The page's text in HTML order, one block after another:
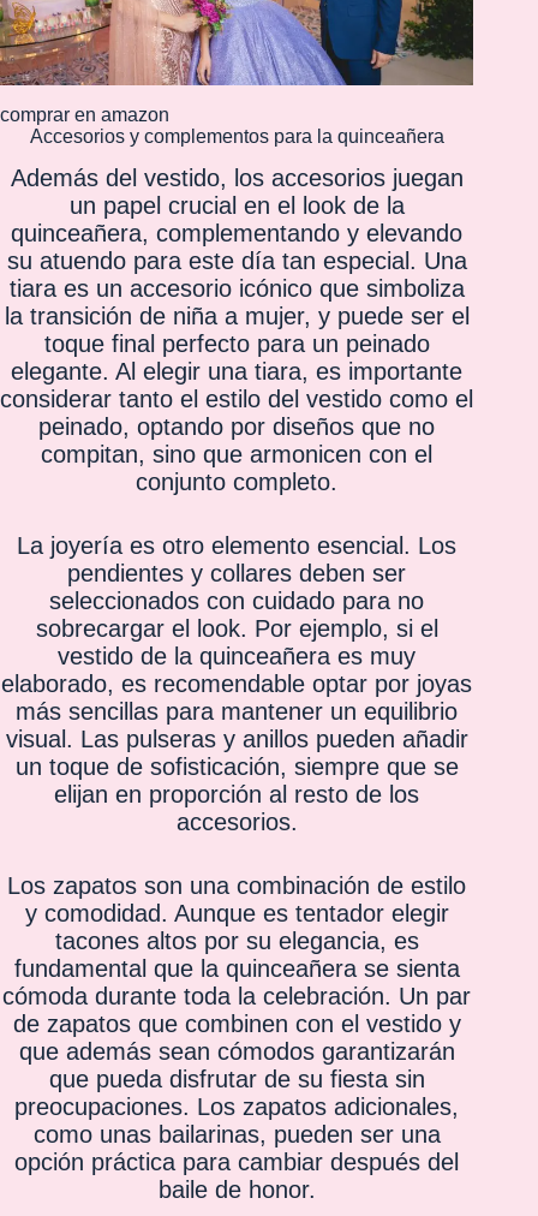
comprar en amazon
Accesorios y complementos para la quinceañera
Además del vestido, los accesorios juegan
un papel crucial en el look de la
quinceañera, complementando y elevando
su atuendo para este día tan especial. Una
tiara es un accesorio icónico que simboliza
la transición de niña a mujer, y puede ser el
toque final perfecto para un peinado
elegante. Al elegir una tiara, es importante
considerar tanto el estilo del vestido como el
peinado, optando por diseños que no
compitan, sino que armonicen con el
conjunto completo.
La joyería es otro elemento esencial. Los
pendientes y collares deben ser
seleccionados con cuidado para no
sobrecargar el look. Por ejemplo, si el
vestido de la quinceañera es muy
elaborado, es recomendable optar por joyas
más sencillas para mantener un equilibrio
visual. Las pulseras y anillos pueden añadir
un toque de sofisticación, siempre que se
elijan en proporción al resto de los
accesorios.
Los zapatos son una combinación de estilo
y comodidad. Aunque es tentador elegir
tacones altos por su elegancia, es
fundamental que la quinceañera se sienta
cómoda durante toda la celebración. Un par
de zapatos que combinen con el vestido y
que además sean cómodos garantizarán
que pueda disfrutar de su fiesta sin
preocupaciones. Los zapatos adicionales,
como unas bailarinas, pueden ser una
opción práctica para cambiar después del
baile de honor.